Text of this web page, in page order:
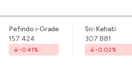
Pefindo i-Grade
157.424
-0.41%
Sri-Kehati
307.881
-0.02%